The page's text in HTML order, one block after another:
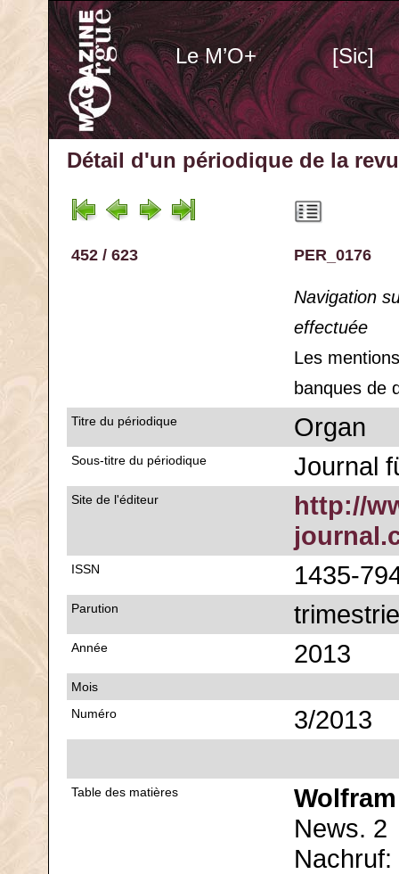
Le M’O+ [Sic]
Détail d'un périodique de la
452 / 623 PER_0176
Navigation
effectuée
Les
banques de
Titre du périodique Organ
Sous-titre du périodique Journal
Site de l'éditeur
http://
ISSN 1435-
Parution
Année 2013
Mois
Numéro
3/2013
Table des matières
News. 2